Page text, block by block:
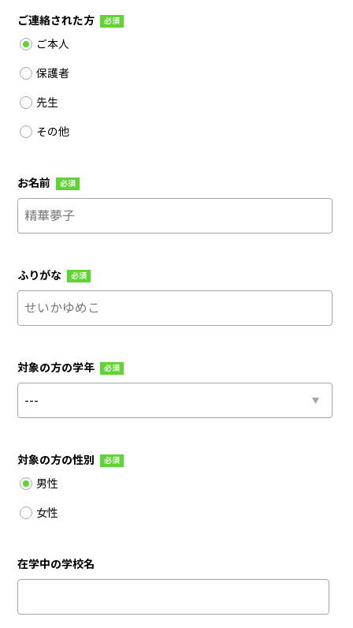
ご連絡された方 必須
ご本人
保護者
先生
その他
お名前 必須
ふりがな 必須
対象の方の学年 必須
対象の方の性別 必須
男性
女性
在学中の学校名